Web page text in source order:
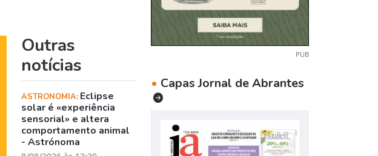
Outras
notícias
ASTRONOMIA: Eclipse
solar é «experiência
sensorial» e altera
comportamento animal
- Astrónoma
PUB
• Capas Jornal de Abrantes